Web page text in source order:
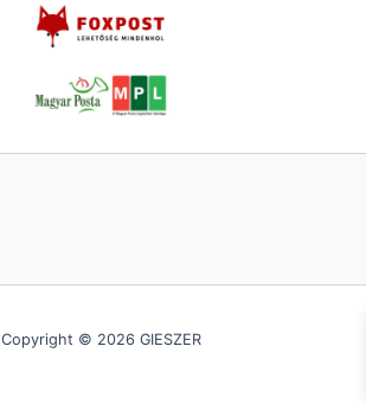
Copyright © 2026 GIESZER